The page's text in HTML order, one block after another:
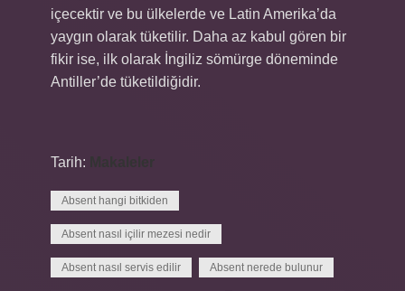
içecektir ve bu ülkelerde ve Latin Amerika’da
yaygın olarak tüketilir. Daha az kabul gören bir
fikir ise, ilk olarak İngiliz sömürge döneminde
Antiller’de tüketildiğidir.
Tarih:
Absent hangi bitkiden
Absent nasıl içilir mezesi nedir
Absent nasıl servis edilir Absent nerede bulunur